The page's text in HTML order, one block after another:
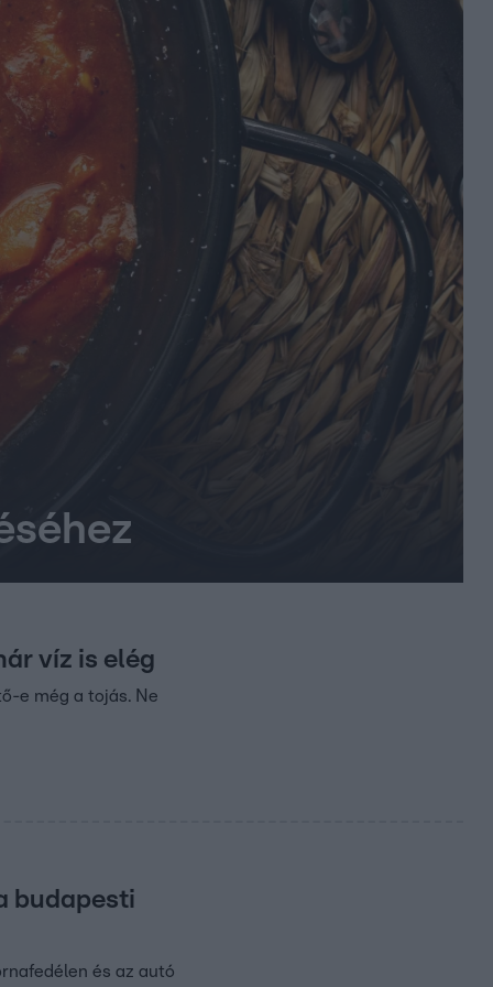
víz is elég
e még a tojás. Ne
budapesti
és az autó